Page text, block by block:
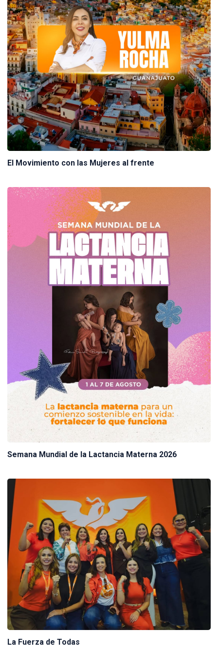
El Movimiento con las Mujeres al frente
Semana Mundial de la Lactancia Materna 2026
La Fuerza de Todas